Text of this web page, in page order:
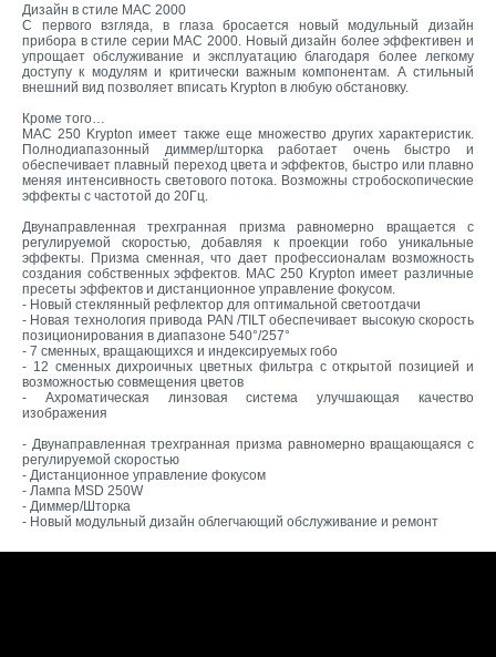
Дизайн в стиле MAC 2000
С первого взгляда, в глаза бросается новый модульный дизайн
прибора в стиле серии MAC 2000. Новый дизайн более эффективен и
упрощает обслуживание и эксплуатацию благодаря более легкому
доступу к модулям и критически важным компонентам. А стильный
внешний вид позволяет вписать Krypton в любую обстановку.
Кроме того…
MAC 250 Krypton имеет также еще множество других характеристик.
Полнодиапазонный диммер/шторка работает очень быстро и
обеспечивает плавный переход цвета и эффектов, быстро или плавно
меняя интенсивность светового потока. Возможны стробоскопические
эффекты с частотой до 20Гц.
Двунаправленная трехгранная призма равномерно вращается с
регулируемой скоростью, добавляя к проекции гобо уникальные
эффекты. Призма сменная, что дает профессионалам возможность
создания собственных эффектов. MAC 250 Krypton имеет различные
пресеты эффектов и дистанционное управление фокусом.
- Новый стеклянный рефлектор для оптимальной светоотдачи
- Новая технология привода PAN /TILT обеспечивает высокую скорость
позиционирования в диапазоне 540°/257°
- 7 сменных, вращающихся и индексируемых гобо
- 12 сменных дихроичных цветных фильтра с открытой позицией и
возможностью совмещения цветов
- Ахроматическая линзовая система улучшающая качество
изображения
- Двунаправленная трехгранная призма равномерно вращающаяся с
регулируемой скоростью
- Дистанционное управление фокусом
- Лампа MSD 250W
- Диммер/Шторка
- Новый модульный дизайн облегчающий обслуживание и ремонт